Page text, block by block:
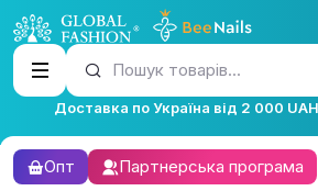
Пошук товарів...
Доставка по Україна від 2 000
Опт Партнерська програма